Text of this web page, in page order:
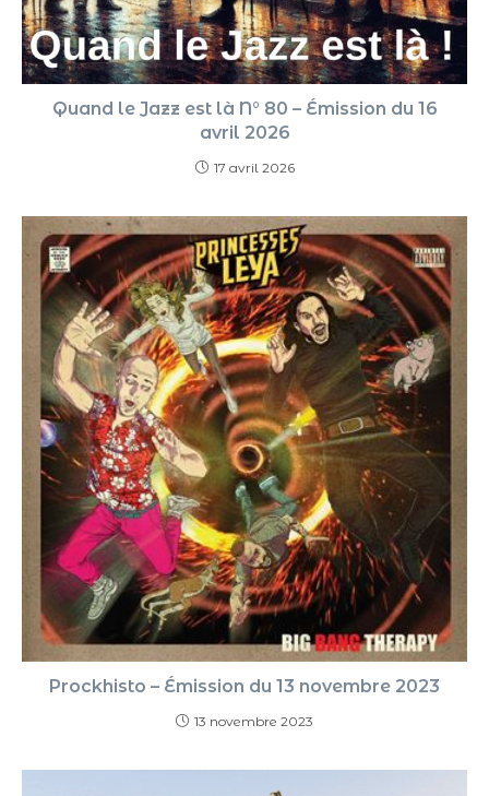
Quand le Jazz est là N° 80 – Émission du 16
avril 2026
17 avril 2026
Prockhisto – Émission du 13 novembre 2023
13 novembre 2023